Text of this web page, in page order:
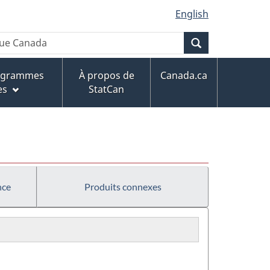
English
À propos de
StatCan
Canada.ca
Produits connexes